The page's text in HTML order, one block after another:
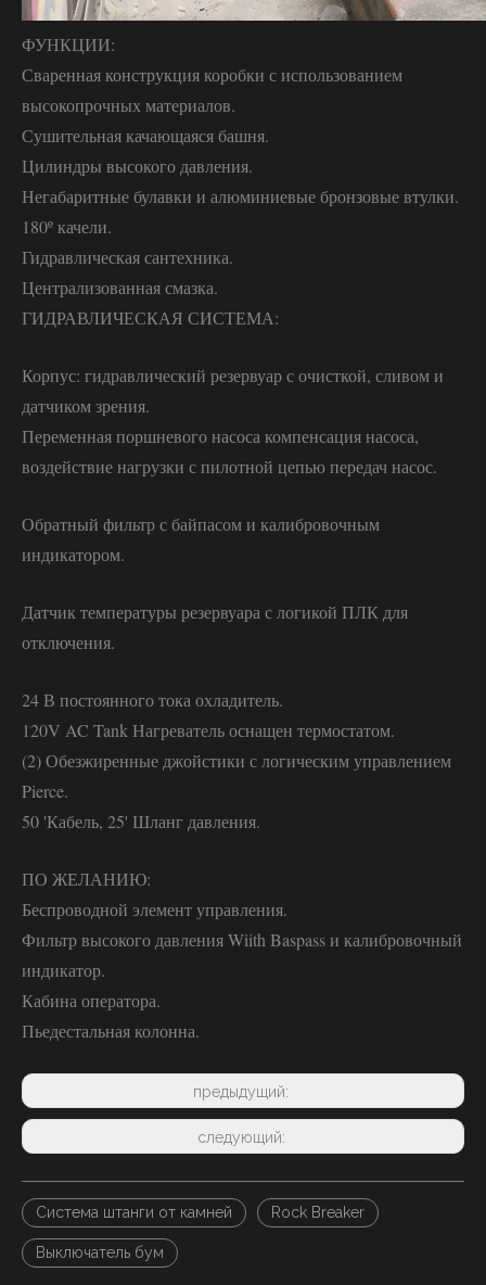
ФУНКЦИИ:
Сваренная конструкция коробки с использованием
высокопрочных материалов.
Сушительная качающаяся башня.
Цилиндры высокого давления.
Негабаритные булавки и алюминиевые бронзовые втулки.
180º качели.
Гидравлическая сантехника.
Централизованная смазка.
ГИДРАВЛИЧЕСКАЯ СИСТЕМА:
Корпус: гидравлический резервуар с очисткой, сливом и
датчиком зрения.
Переменная поршневого насоса компенсация насоса,
воздействие нагрузки с пилотной цепью передач насос.
Обратный фильтр с байпасом и калибровочным
индикатором.
Датчик температуры резервуара с логикой ПЛК для
отключения.
24 В постоянного тока охладитель.
120V AC Tank Нагреватель оснащен термостатом.
(2) Обезжиренные джойстики с логическим управлением
Pierce.
50 'Кабель, 25' Шланг давления.
ПО ЖЕЛАНИЮ:
Беспроводной элемент управления.
Фильтр высокого давления Wiith Baspass и калибровочный
индикатор.
Кабина оператора.
Пьедестальная колонна.
предыдущий:
следующий:
Система штанги от камней Rock Breaker
Выключатель бум